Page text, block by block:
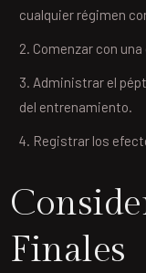
cualquier régimen
Comenzar con
Administrar el
del entrenamiento.
Registrar los
Finales